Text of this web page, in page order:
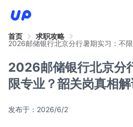
首页
求职攻略
2026邮储银行北京分行暑期实习：不
2026邮储银行北京分
限专业？韶关岗真相
发布于： 2026/6/2